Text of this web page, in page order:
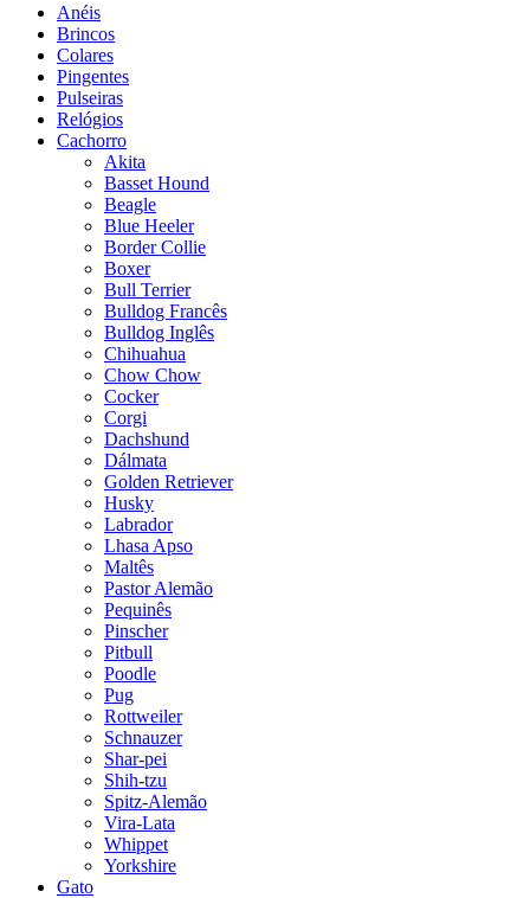
Anéis
Brincos
Colares
Pingentes
Pulseiras
Relógios
Cachorro
Akita
Basset Hound
Beagle
Blue Heeler
Border Collie
Boxer
Bull Terrier
Bulldog Francês
Bulldog Inglês
Chihuahua
Chow Chow
Cocker
Corgi
Dachshund
Dálmata
Golden Retriever
Husky
Labrador
Lhasa Apso
Maltês
Pastor Alemão
Pequinês
Pinscher
Pitbull
Poodle
Pug
Rottweiler
Schnauzer
Shar-pei
Shih-tzu
Spitz-Alemão
Vira-Lata
Whippet
Yorkshire
Gato